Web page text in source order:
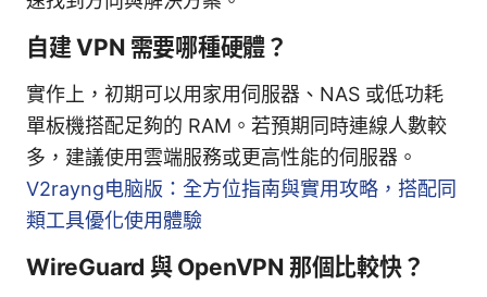
自建 VPN 需要哪種硬體？
實作上，初期可以用家用伺服器、NAS 或低功耗
單板機搭配足夠的 RAM。若預期同時連線人數較
多，建議使用雲端服務或更高性能的伺服器。
V2rayng电脑版：全方位指南與實用攻略，搭配同
類工具優化使用體驗
WireGuard 與 OpenVPN 那個比較快？